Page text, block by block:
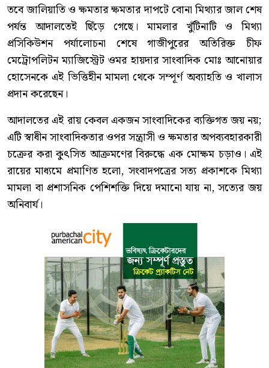
তবে জালিয়াতি ও ক্ষমতার ক্ষমতার দাপটে বোনা মিথ্যার জাল শেষ
পর্যন্ত আদালতেই ছিঁড়ে গেছে। মামলার খুঁটিনাটি ও মিথ্যা
প্রসিকিউশন পর্যালোচনা শেষে গাজীপুরের অতিরিক্ত চীফ
মেট্রোপলিটন ম্যাজিস্ট্রেট ওমর হায়দার সাংবাদিক মোঃ আনোয়ার
হোসেনকে এই ভিত্তিহীন মামলা থেকে সম্পূর্ণ অব্যাহতি ও খালাস
প্রদান করেছেন।
আদালতের এই রায় কেবল একজন সাংবাদিকের ব্যক্তিগত জয় নয়;
এটি স্বাধীন সাংবাদিকতার ওপর সন্ত্রাসী ও ক্ষমতার অপব্যবহারকারী
চক্রের করা কুৎসিত আক্রমণের বিরুদ্ধে এক মোক্ষম চড়াও। এই
রায়ের মাধ্যমে প্রমাণিত হলো, সংবাদপত্রের সত্য প্রকাশকে মিথ্যা
মামলা বা প্রশাসনিক পেশিশক্তি দিয়ে দমানো যায় না, সত্যের জয়
অনিবার্য।